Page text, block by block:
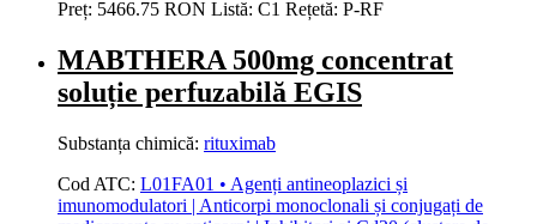
Preț: 5466.75 RON Listă: C1 Rețetă: P-RF
MABTHERA 500mg concentrat
soluție perfuzabilă EGIS
Substanța chimică: rituximab
Cod ATC: L01FA01 • Agenți antineoplazici și
imunomodulatori | Anticorpi monoclonali și conjugați de